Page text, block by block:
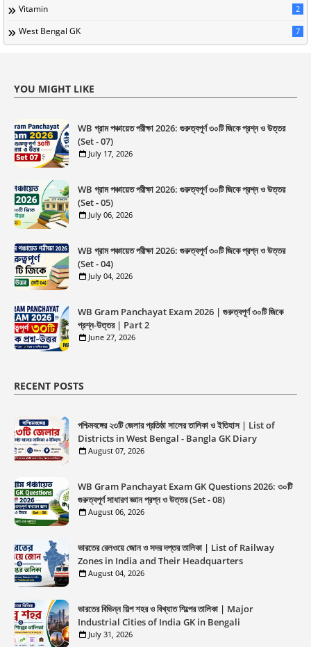
Vitamin 2
West Bengal GK 7
YOU MIGHT LIKE
WB গ্রাম পঞ্চায়েত পরীক্ষা 2026: গুরুত্বপূর্ণ ৩০টি জিকে প্রশ্ন ও উত্তর
(Set - 07)
July 17, 2026
WB গ্রাম পঞ্চায়েত পরীক্ষা 2026: গুরুত্বপূর্ণ ৩০টি জিকে প্রশ্ন ও উত্তর
(Set - 05)
July 06, 2026
WB গ্রাম পঞ্চায়েত পরীক্ষা 2026: গুরুত্বপূর্ণ ৩০টি জিকে প্রশ্ন ও উত্তর
(Set - 04)
July 04, 2026
WB Gram Panchayat Exam 2026 | গুরুত্বপূর্ণ ৩০টি জিকে
প্রশ্ন-উত্তর | Part 2
June 27, 2026
RECENT POSTS
পশ্চিমবঙ্গের ২৩টি জেলার প্রতিষ্ঠা সালের তালিকা ও ইতিহাস | List of
Districts in West Bengal - Bangla GK Diary
August 07, 2026
WB Gram Panchayat Exam GK Questions 2026: ৩০টি
গুরুত্বপূর্ণ সাধারণ জ্ঞান প্রশ্ন ও উত্তর (Set - 08)
August 06, 2026
ভারতের রেলওয়ে জোন ও সদর দপ্তর তালিকা | List of Railway
Zones in India and Their Headquarters
August 04, 2026
ভারতের বিভিন্ন শিল্প শহর ও বিখ্যাত শিল্পের তালিকা | Major
Industrial Cities of India GK in Bengali
July 31, 2026